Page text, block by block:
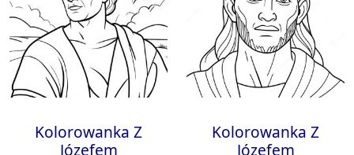
Kolorowanka Z
Józefem
Kolorowanka Z
Józefem